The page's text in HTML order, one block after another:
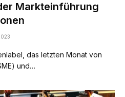
Markteinführung
das letzten Monat von
und…